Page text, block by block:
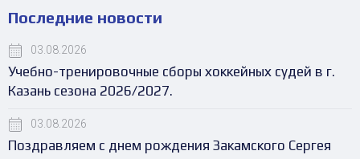
Последние новости
03.08.2026
Учебно-тренировочные сборы хоккейных судей в г.
Казань сезона 2026/2027.
03.08.2026
Поздравляем с днем рождения Закамского Сергея